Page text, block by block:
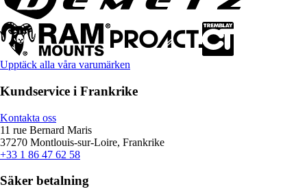
Upptäck alla våra varumärken
Kundservice i Frankrike
Kontakta oss
11 rue Bernard Maris
37270 Montlouis-sur-Loire, Frankrike
+33 1 86 47 62 58
Säker betalning